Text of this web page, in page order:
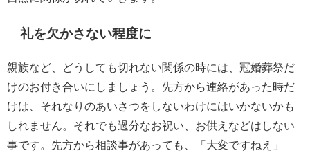
礼を欠かさない程度に
親族など、どうしても切れない関係の時には、冠婚葬祭だ
けのお付き合いにしましょう。先方から連絡があった時だ
けは、それなりのあいさつをしないわけにはいかないかも
しれません。それでも過分なお祝い、お供えなどはしない
事です。先方から相談事があっても、「大変ですねえ」